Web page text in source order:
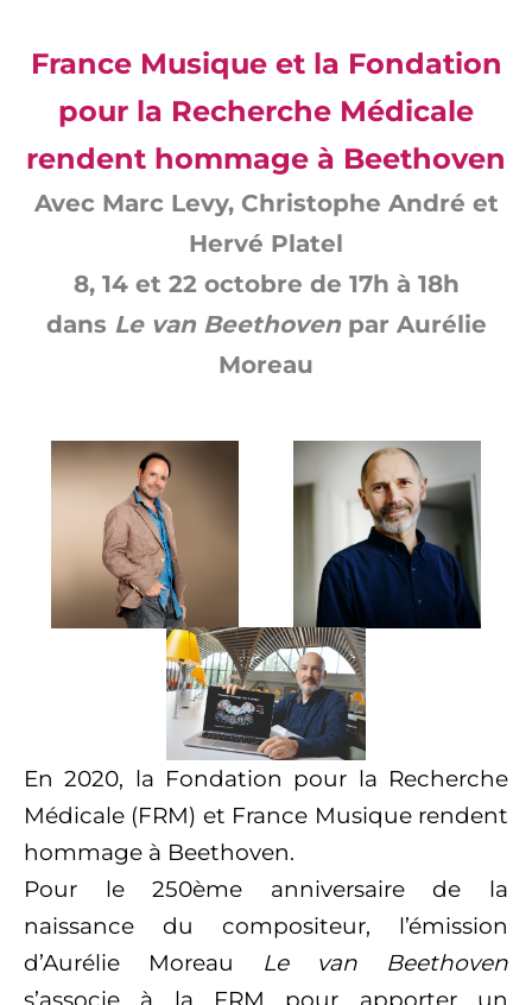
France Musique et la Fondation
pour la Recherche Médicale
rendent hommage à Beethoven
Avec Marc Levy, Christophe André et
Hervé Platel
8, 14 et 22 octobre de 17h à 18h
dans Le van Beethovenpar Aurélie
Moreau
En 2020, la Fondation pour la Recherche
Médicale (FRM) et France Musique rendent
hommage à Beethoven.
Pour le 250ème anniversaire de la
naissance du compositeur, l’émission
d’Aurélie Moreau Le van Beethoven